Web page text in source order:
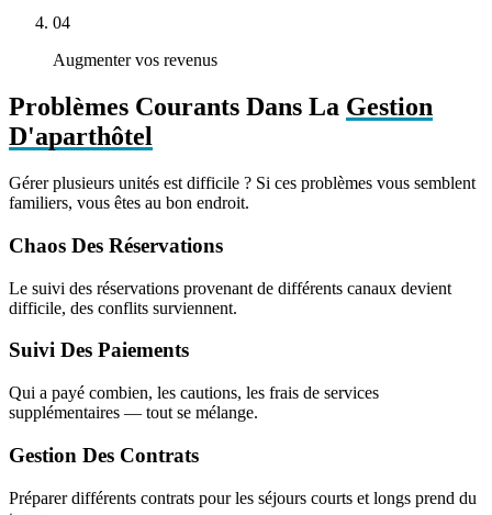
04
Augmenter vos revenus
Problèmes Courants Dans La Gestion
D'aparthôtel
Gérer plusieurs unités est difficile ? Si ces problèmes vous semblent
familiers, vous êtes au bon endroit.
Chaos Des Réservations
Le suivi des réservations provenant de différents canaux devient
difficile, des conflits surviennent.
Suivi Des Paiements
Qui a payé combien, les cautions, les frais de services
supplémentaires — tout se mélange.
Gestion Des Contrats
Préparer différents contrats pour les séjours courts et longs prend du